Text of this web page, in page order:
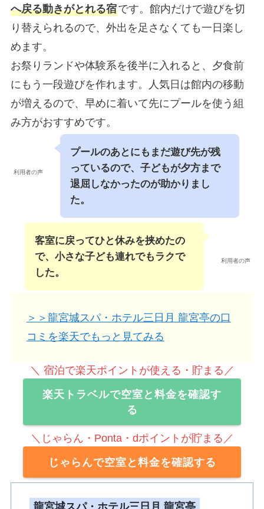
へ戻る動きがとれる宿です。館内だけで遊びを切
り替えられるので、外出を足さなくても一日楽し
めます。
お祭りランドや体験系を後半に入れると、夕食前
にもう一段遊びを作れます。人気日は館内の移動
が増えるので、早めに着いて先にプールを使う組
み方がおすすめです。
利用者の声
プールのあとにもまだ遊び先が残
っているので、子どもが夕方まで
退屈しなかったのが助かりまし
た。
利用者の声
客室に戻ってひと休みを挟めたの
で、小さな子ども連れでもラクで
した。
＞＞龍宮城スパ・ホテル三日月 龍宮亭の口
コミを楽天でもっと見てみる
＼ 宿泊で楽天ポイントが使える・貯まる／
楽天トラベルで空室と料金を確認す
る
＼じゃらん・Ponta・dポイントが貯まる／
じゃらんで空室と料金を確認する
龍宮城スパ・ホテル三日月 龍宮亭